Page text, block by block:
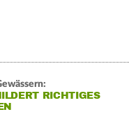
RICHTIGES